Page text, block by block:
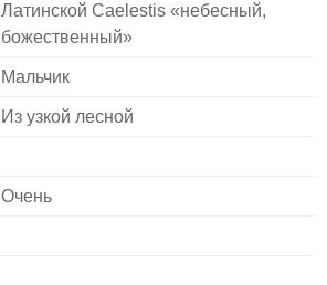
Латинской Caelestis «небесный,
божественный»
Мальчик
Из узкой лесной
Очень